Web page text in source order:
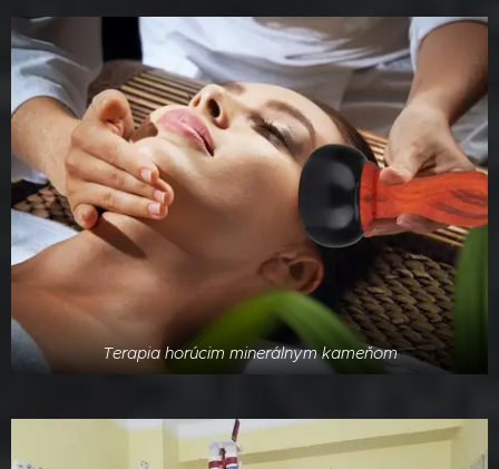
Terapia horúcim minerálnym kameňom